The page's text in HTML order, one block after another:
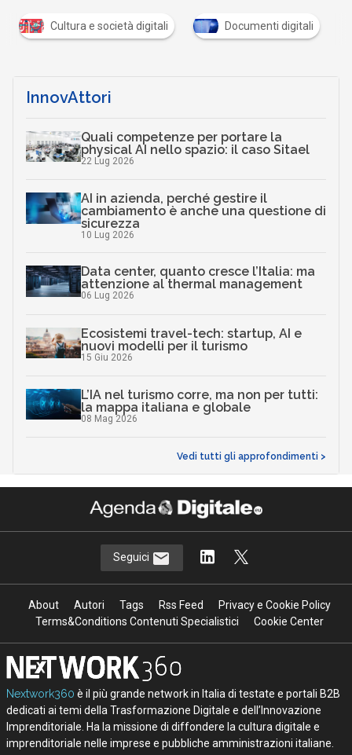
Documenti digitali P Privacy S Sicurezza
InnovAttori
Quali competenze per portare la
physical AI nello spazio: il caso Sitael
22 Lug 2026
AI in azienda, perché gestire il
cambiamento è anche una questione di
sicurezza
10 Lug 2026
Data center, quanto cresce l’Italia: ma
attenzione al thermal management
06 Lug 2026
Ecosistemi travel-tech: startup, AI e
nuovi modelli per il turismo
15 Giu 2026
L’IA nel turismo corre, ma non per tutti:
la mappa italiana e globale
08 Mag 2026
Vedi tutti gli approfondimenti >
Seguici
About Autori Tags Rss Feed
Privacy e Cookie Policy
Terms&Conditions Contenuti Specialistici
Cookie Center
Nextwork360 è il più grande network in Italia di testate e portali B2B
dedicati ai temi della Trasformazione Digitale e dell’Innovazione
Imprenditoriale. Ha la missione di diffondere la cultura digitale e
imprenditoriale nelle imprese e pubbliche amministrazioni italiane.